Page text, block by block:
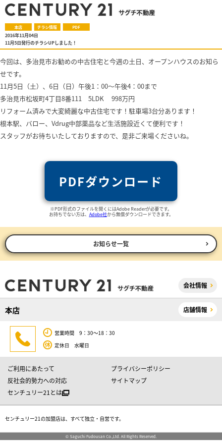
本店 チラシ情報 PDF
2016年11月04日
11月5日発行のチラシUPしました！
今回は、多治見市お勧めの中古住宅と今週の土日、オープンハウスのお知ら
せです。
11月5日（土）、6日（日）午後1：00～午後4：00まで
多治見市松坂町4丁目8番111 5LDK 998万円
リフォーム済みで大変綺麗な中古住宅です！ 駐車場3台分あります！
根本駅、バロー、Vdrug中部薬品など生活施設近くて便利です！
スタッフがお待ちいたしておりますので、是非ご来場くださいね。
PDFダウンロード
※PDF形式のファイルを開くにはAdobe Readerが必要です。
お持ちでない方は、 Adobe社から無償ダウンロードできます。
お知らせ一覧
会社情報
本店 店舗情報
営業時間 9：30～18：30
定休日 水曜日
ご利用にあたって
プライバシーポリシー
反社会的勢力への対応
サイトマップ
センチュリー21とは
センチュリー21の加盟店は、すべて独立・自営です。
© Saguchi Fudousan Co.,Ltd. All Rights Reserved.